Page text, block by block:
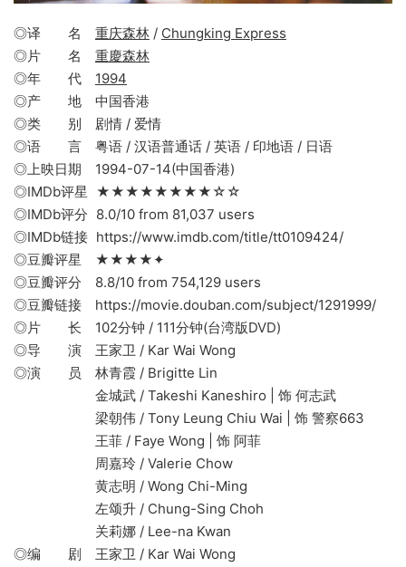
◎译 名 重庆森林 / Chungking Express
◎片 名 重慶森林
◎年 代 1994
◎产 地 中国香港
◎类 别 剧情 / 爱情
◎语 言 粤语 / 汉语普通话 / 英语 / 印地语 / 日语
◎上映日期 1994-07-14(中国香港)
◎IMDb评星 ★★★★★★★★☆☆
◎IMDb评分 8.0/10 from 81,037 users
◎IMDb链接 https://www.imdb.com/title/tt0109424/
◎豆瓣评星 ★★★★✦
◎豆瓣评分 8.8/10 from 754,129 users
◎豆瓣链接 https://movie.douban.com/subject/1291999/
◎片 长 102分钟 / 111分钟(台湾版DVD)
◎导 演 王家卫 / Kar Wai Wong
◎演 员 林青霞 / Brigitte Lin
金城武 / Takeshi Kaneshiro | 饰 何志武
梁朝伟 / Tony Leung Chiu Wai | 饰 警察663
王菲 / Faye Wong | 饰 阿菲
周嘉玲 / Valerie Chow
黄志明 / Wong Chi-Ming
左颂升 / Chung-Sing Choh
关莉娜 / Lee-na Kwan
◎编 剧 王家卫 / Kar Wai Wong